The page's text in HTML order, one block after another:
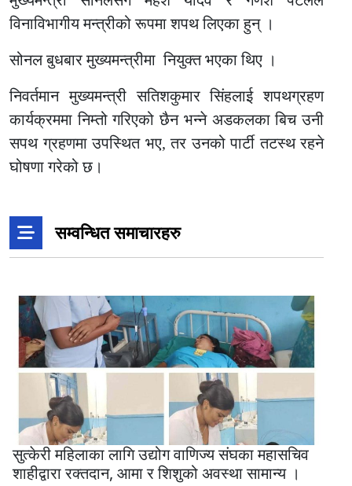
विनाविभागीय मन्त्रीको रूपमा शपथ लिएका हुन् ।
सोनल बुधबार मुख्यमन्त्रीमा नियुक्त भएका थिए ।
निवर्तमान मुख्यमन्त्री सतिशकुमार सिंहलाई शपथग्रहण
कार्यक्रममा निम्तो गरिएको छैन भन्ने अडकलका बिच उनी
सपथ ग्रहणमा उपस्थित भए, तर उनको पार्टी तटस्थ रहने
घोषणा गरेको छ।
सम्वन्धित समाचारहरु
सुत्केरी महिलाका लागि उद्योग वाणिज्य संघका महासचिव
शाहीद्वारा रक्तदान, आमा र शिशुको अवस्था सामान्य ।